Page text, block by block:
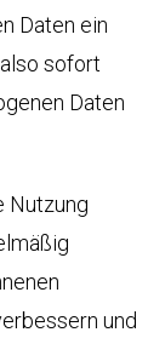
Daten ein
sofort
Daten
Nutzung
und